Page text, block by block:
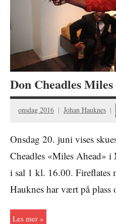
Don Cheadles
onsdag 2016 Johan Hauknes
Onsdag 20. juni vises
Cheadles «Miles Ahead»
i sal 1 kl. 16.00. Fireflates
Hauknes har vært på
Les mer